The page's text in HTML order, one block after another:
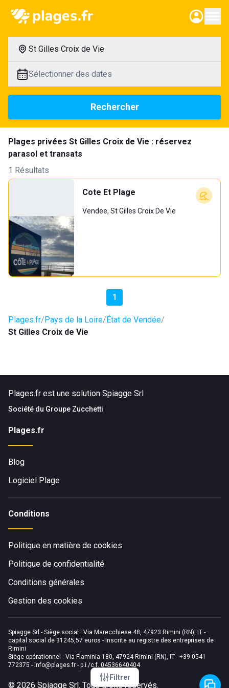
St Gilles Croix de Vie
Sélectionner des dates
Rechercher
Plages privées St Gilles Croix de Vie : réservez
parasol et transats
1 Résultats
Filtrer
Cote Et Plage
Vendee, St Gilles Croix De Vie
1
Plages.fr Pays de la Loire État de Vendée
St Gilles Croix de Vie
Plages.fr est une solution Spiagge Srl
Société du Groupe Zucchetti
Plages.fr
Blog
Logiciel Plage
Conditions
Politique en matière de cookies
Politique de confidentialité
Conditions générales
Gestion des cookies
Spiagge Srl - Siège social : Via Marecchiese 48, 47923 Rimini (RN), IT -
capital social de 31245,57 euros - Inscrite au registre des entreprises de
Rimini
Siège opérationnel : Via Flaminia 180, 47924 Rimini (RN), IT - +39 0541
772375 - info@plages.fr - p.i./c.f. 04536640404
© 2026 Spiagge Srl. Tous droits réservés.